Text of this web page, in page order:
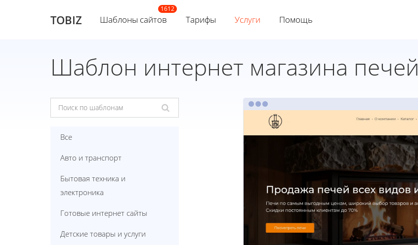
TOBIZ Шаблоны сайтов Тарифы Услуги Помощь
Шаблон интернет магазина печей
Все
Авто и транспорт
Бытовая техника и
электроника
Готовые интернет сайты
Детские товары и услуги